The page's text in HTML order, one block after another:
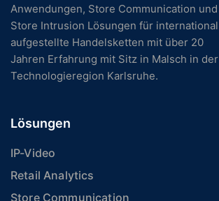
Anwendungen, Store Communication und
Store Intrusion Lösungen für international
aufgestellte Handelsketten mit über 20
Jahren Erfahrung mit Sitz in Malsch in der
Technologieregion Karlsruhe.
Lösungen
IP-Video
Retail Analytics
Store Communication